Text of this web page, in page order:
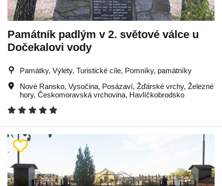
Památník padlým v 2. světové válce u
Dočekalovi vody
Památky, Výlety, Turistické cíle, Pomníky, památníky
Nové Ransko, Vysočina, Posázaví, Žďárské vrchy, Železné
hory, Českomoravská vrchovina, Havlíčkobrodsko